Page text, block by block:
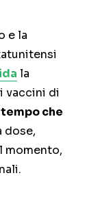
e la
la
vaccini di
tempo che
dose,
momento,